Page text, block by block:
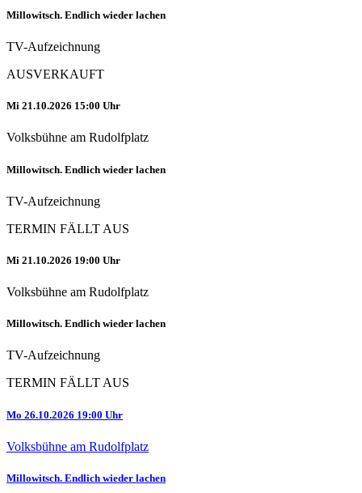
Millowitsch. Endlich wieder lachen
TV-Aufzeichnung
AUSVERKAUFT
Mi 21.10.2026 15:00 Uhr
Volksbühne am Rudolfplatz
Millowitsch. Endlich wieder lachen
TV-Aufzeichnung
TERMIN FÄLLT AUS
Mi 21.10.2026 19:00 Uhr
Volksbühne am Rudolfplatz
Millowitsch. Endlich wieder lachen
TV-Aufzeichnung
TERMIN FÄLLT AUS
Mo 26.10.2026 19:00 Uhr
Volksbühne am Rudolfplatz
Millowitsch. Endlich wieder lachen